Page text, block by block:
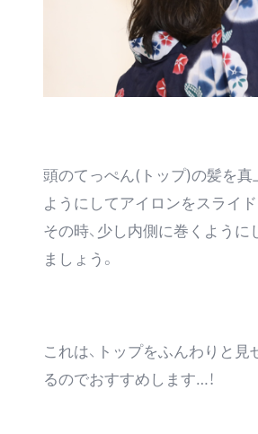
頭のてっぺん(トップ)の髪を真
ようにしてアイロンをスライド
その時、少し内側に巻くように
ましょう。
これは、 トップをふんわりと見
るのでおすすめします…！